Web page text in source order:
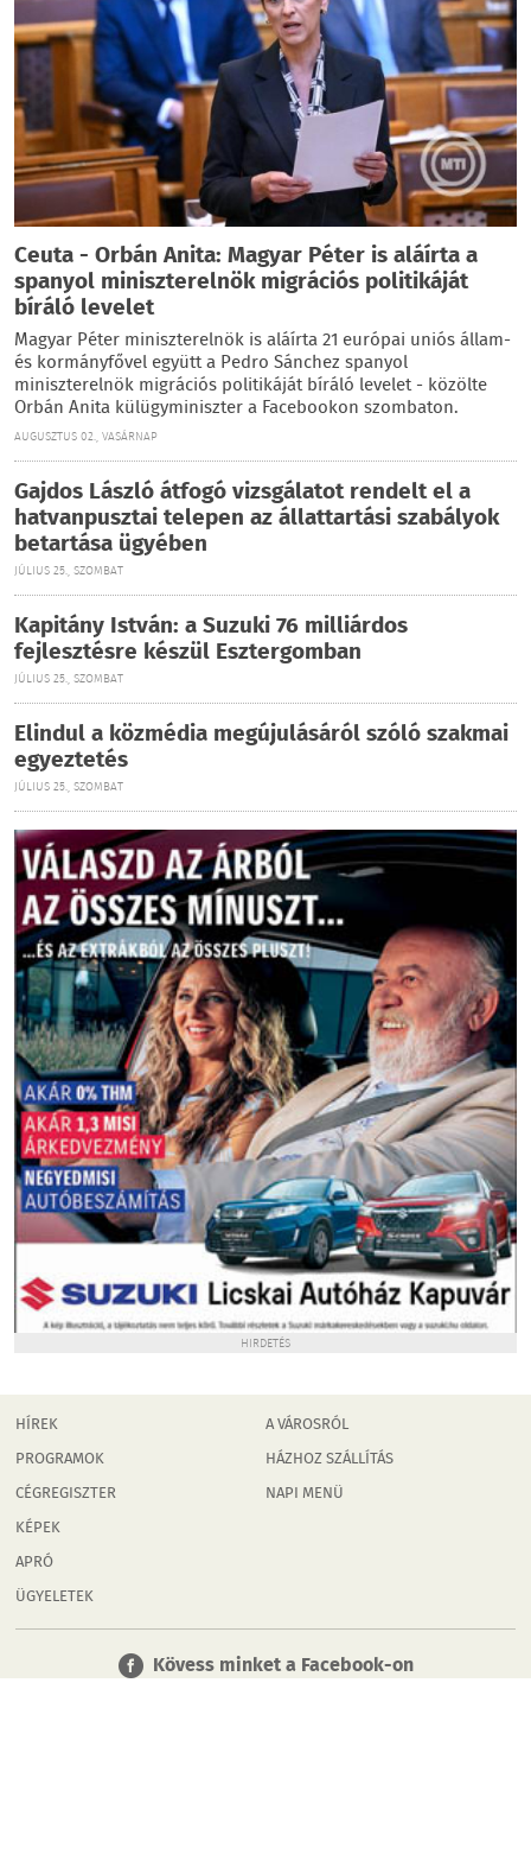
Ceuta - Orbán Anita: Magyar Péter is aláírta a
spanyol miniszterelnök migrációs politikáját
bíráló levelet
Magyar Péter miniszterelnök is aláírta 21 európai uniós állam-
és kormányfővel együtt a Pedro Sánchez spanyol
miniszterelnök migrációs politikáját bíráló levelet - közölte
Orbán Anita külügyminiszter a Facebookon szombaton.
AUGUSZTUS 02., VASÁRNAP
Gajdos László átfogó vizsgálatot rendelt el a
hatvanpusztai telepen az állattartási szabályok
betartása ügyében
JÚLIUS 25., SZOMBAT
Kapitány István: a Suzuki 76 milliárdos
fejlesztésre készül Esztergomban
JÚLIUS 25., SZOMBAT
Elindul a közmédia megújulásáról szóló szakmai
egyeztetés
JÚLIUS 25., SZOMBAT
HIRDETÉS
HÍREK
PROGRAMOK
CÉGREGISZTER
KÉPEK
APRÓ
ÜGYELETEK
A VÁROSRÓL
HÁZHOZ SZÁLLÍTÁS
NAPI MENÜ
Kövess minket a Facebook-on